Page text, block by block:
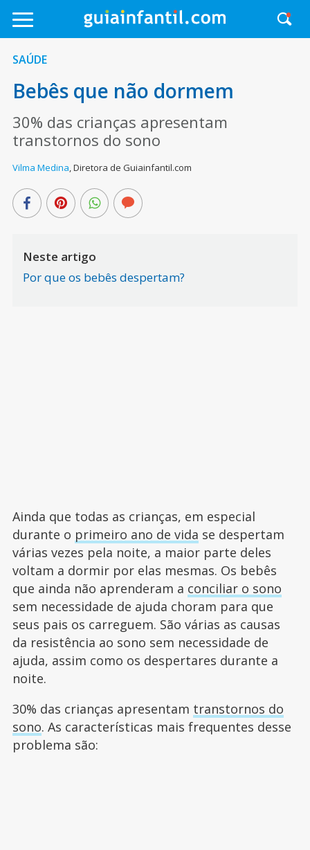
SAÚDE
Bebês que não dormem
30% das crianças apresentam
transtornos do sono
Vilma Medina,Diretora de Guiainfantil.com
Neste artigo
Por que os bebês despertam?
Ainda que todas as crianças, em especial
durante o primeiro ano de vida se despertam
várias vezes pela noite, a maior parte deles
voltam a dormir por elas mesmas. Os bebês
que ainda não aprenderam a conciliar o sono
sem necessidade de ajuda choram para que
seus pais os carreguem. São várias as causas
da resistência ao sono sem necessidade de
ajuda, assim como os despertares durante a
noite.
30% das crianças apresentam transtornos do
sono. As características mais frequentes desse
problema são: